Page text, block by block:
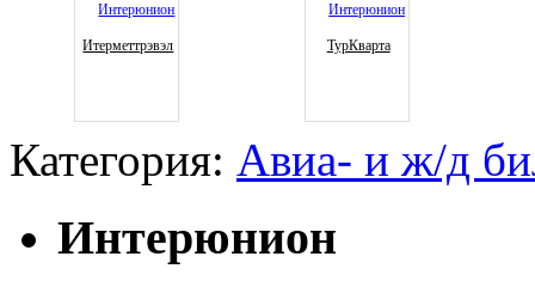
Итерметтрэвэл ТурКварта
Категория: Авиа- и ж/д
Интерюнион